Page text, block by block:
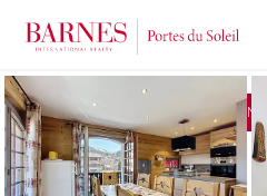
EXCLUSIVITÉ VENDU PAR BARNES